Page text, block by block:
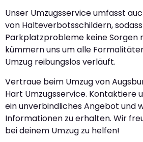
Unser Umzugsservice umfasst
von Halteverbotsschildern,
Parkplatzprobleme keine Sorgen
kümmern uns um alle
Umzug reibungslos verläuft.
Vertraue beim Umzug von
Hart Umzugsservice. Kontaktiere
ein unverbindliches Angebot und
Informationen zu erhalten. Wir
bei deinem Umzug zu helfen!